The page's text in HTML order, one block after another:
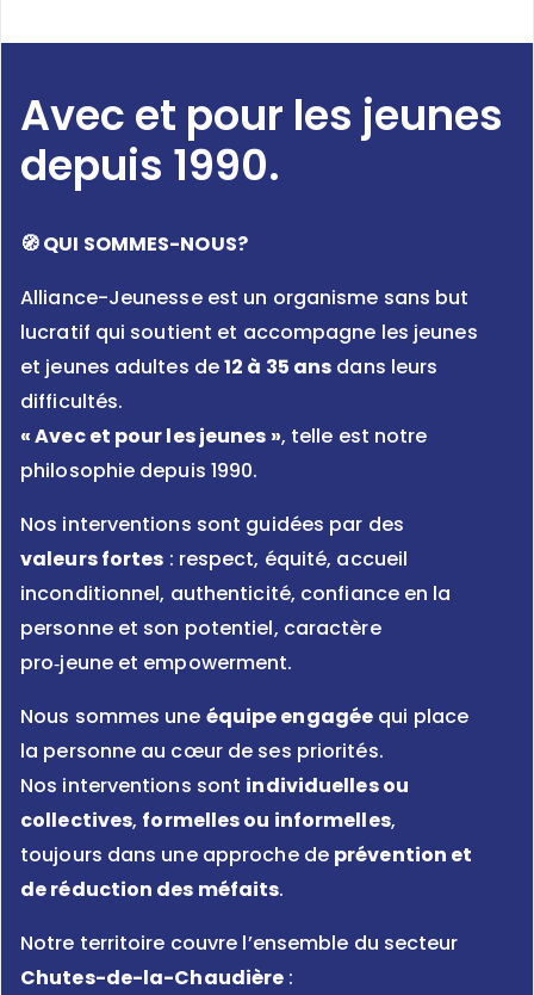
Avec et pour les jeunes
depuis 1990.
🧭QUI SOMMES-NOUS?
Alliance-Jeunesse est un organisme sans but
lucratif qui soutient et accompagne les jeunes
et jeunes adultes de12 à 35 ans dans leurs
difficultés.
« Avec et pour les jeunes », telle est notre
philosophie depuis 1990.
Nos interventions sont guidées par des
valeurs fortes : respect, équité, accueil
inconditionnel, authenticité, confiance en la
personne et son potentiel, caractère
pro‑jeune et empowerment.
Nous sommes une équipe engagée qui place
la personne au cœur de ses priorités.
Nos interventions sont individuelles ou
collectives, formelles ou informelles,
toujours dans une approche de prévention et
de réduction des méfaits.
Notre territoire couvre l’ensemble du secteur
Chutes-de-la-Chaudière :